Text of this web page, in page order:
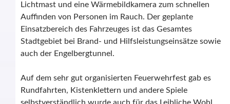
Lichtmast und eine Wärmebildkamera zum schnellen
Auffinden von Personen im Rauch. Der geplante
Einsatzbereich des Fahrzeuges ist das Gesamtes
Stadtgebiet bei Brand- und Hilfsleistungseinsätze sowie
auch der Engelbergtunnel.
Auf dem sehr gut organisierten Feuerwehrfest gab es
Rundfahrten, Kistenklettern und andere Spiele